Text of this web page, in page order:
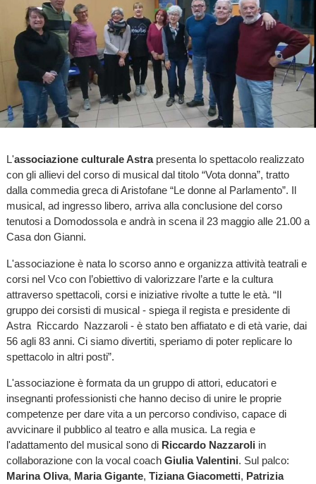
L'associazione culturale Astrapresenta lo spettacolo realizzato
con gli allievi del corso di musical dal titolo “Vota donna”, tratto
dalla commedia greca di Aristofane “Le donne al Parlamento”. Il
musical, ad ingresso libero, arriva alla conclusione del corso
tenutosi a Domodossola e andrà in scena il 23 maggio alle 21.00 a
Casa don Gianni.
L'associazione è nata lo scorso anno e organizza attività teatrali e
corsi nel Vco con l’obiettivo di valorizzare l’arte e la cultura
attraverso spettacoli, corsi e iniziative rivolte a tutte le età. “Il
gruppo dei corsisti di musical - spiega il regista e presidente di
Astra Riccardo Nazzaroli - è stato ben affiatato e di età varie, dai
56 agli 83 anni. Ci siamo divertiti, speriamo di poter replicare lo
spettacolo in altri posti”.
L'associazione è formata da un gruppo di attori, educatori e
insegnanti professionisti che hanno deciso di unire le proprie
competenze per dare vita a un percorso condiviso, capace di
avvicinare il pubblico al teatro e alla musica. La regia e
l'adattamento del musical sono di Riccardo Nazzaroli in
collaborazione con la vocal coach Giulia Valentini. Sul palco:
Marina Oliva, Maria Gigante, Tiziana Giacometti, Patrizia